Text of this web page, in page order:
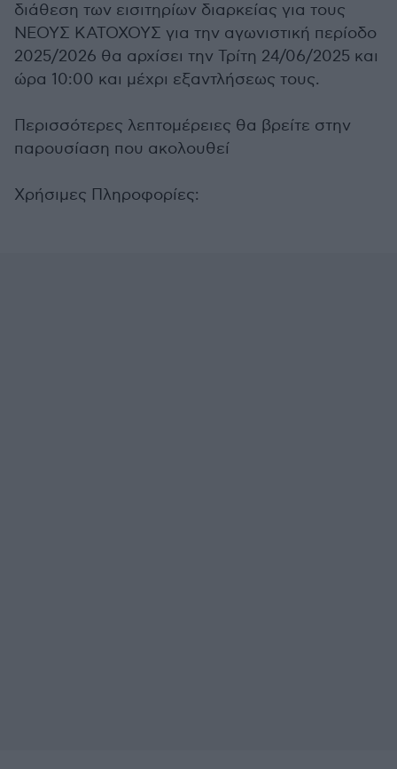
διάθεση των εισιτηρίων διαρκείας για τους
ΝΕΟΥΣ ΚΑΤΟΧΟΥΣ για την αγωνιστική περίοδο
2025/2026 θα αρχίσει την Τρίτη 24/06/2025 και
ώρα 10:00 και μέχρι εξαντλήσεως τους.
Περισσότερες λεπτομέρειες θα βρείτε στην
παρουσίαση που ακολουθεί
Χρήσιμες Πληροφορίες: